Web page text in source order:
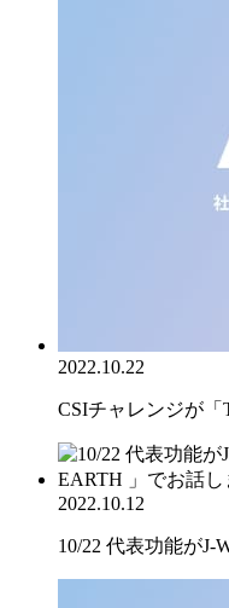
2022.10.22
CSIチャレンジが
2022.10.12
10/22 代表功能がJ-